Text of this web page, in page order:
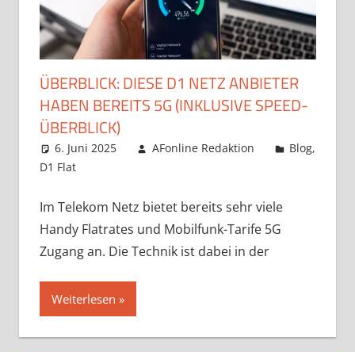
ÜBERBLICK: DIESE D1 NETZ ANBIETER
HABEN BEREITS 5G (INKLUSIVE SPEED-
ÜBERBLICK)
6. Juni 2025 AFonline Redaktion Blog,
D1 Flat
Im Telekom Netz bietet bereits sehr viele
Handy Flatrates und Mobilfunk-Tarife 5G
Zugang an. Die Technik ist dabei in der
Weiterlesen